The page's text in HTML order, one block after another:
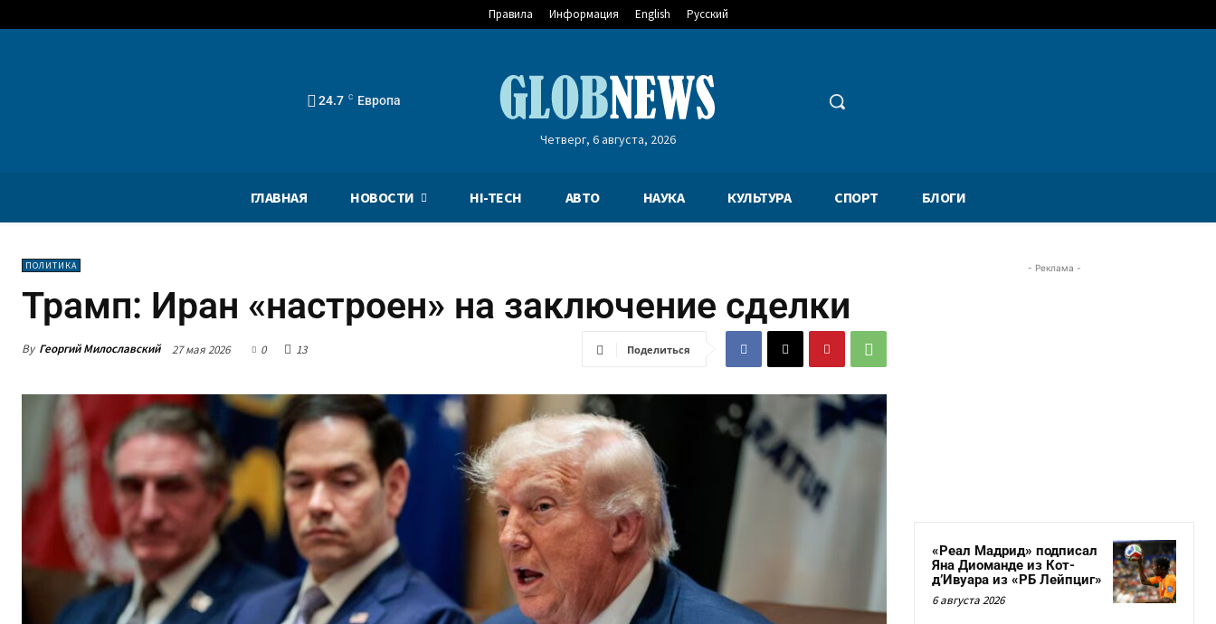
Правила Информация English Русский
24.7 C Европа
Четверг, 6 августа, 2026
ГЛАВНАЯ НОВОСТИ HI-TECH АВТО НАУКА КУЛЬТУРА СПОРТ БЛОГИ
ПОЛИТИКА
Трамп: Иран «настроен» на заключение сделки
By Георгий Милославский 27 мая 2026 0 13 Поделиться
- Реклама -
«Реал Мадрид» подписал
Яна Диоманде из Кот-
д’Ивуара из «РБ Лейпциг»
6 августа 2026